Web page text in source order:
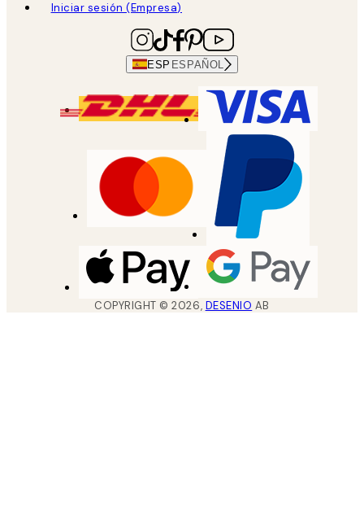
Iniciar sesión (Empresa)
ESP ESPAÑOL
COPYRIGHT ©2026, DESENIO AB